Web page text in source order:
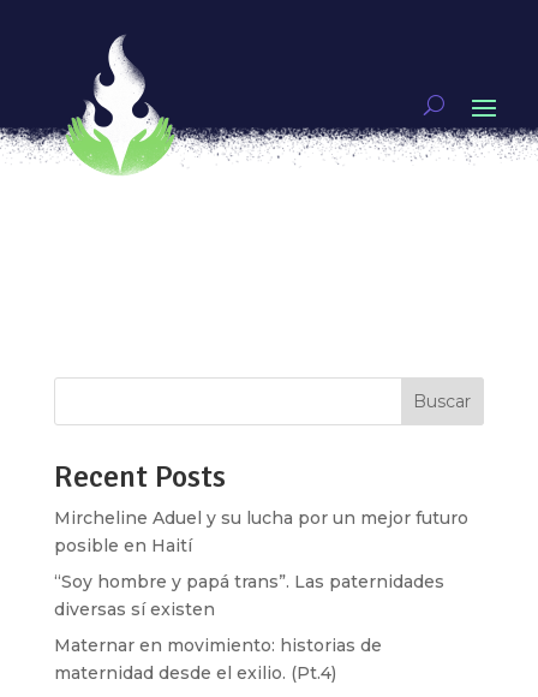
Amor y Feminismo, los superpoderes de Wonder
Woman
porEve Alcalá González Artivismo
De niña mi superheroína favorita era Rogue, una
Buscar
Recent Posts
Mircheline Aduel y su lucha por un mejor futuro
posible en Haití
“Soy hombre y papá trans”. Las paternidades
diversas sí existen
Maternar en movimiento: historias de
maternidad desde el exilio. (Pt.4)